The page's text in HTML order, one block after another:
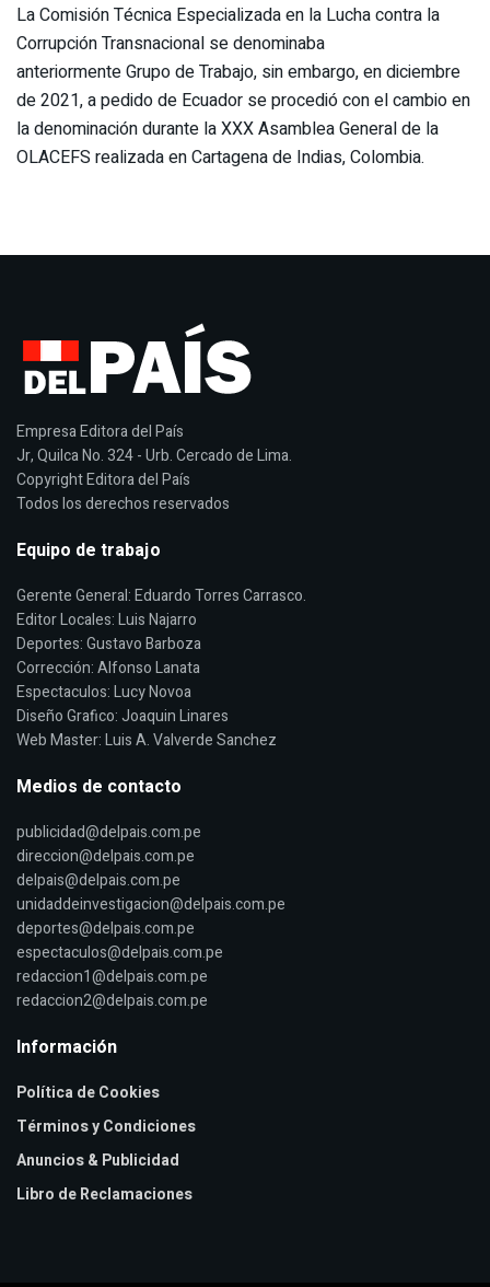
La Comisión Técnica Especializada en la Lucha contra la
Corrupción Transnacional se denominaba
anteriormente Grupo de Trabajo, sin embargo, en diciembre
de 2021, a pedido de Ecuador se procedió con el cambio en
la denominación durante la XXX Asamblea General de la
OLACEFS realizada en Cartagena de Indias, Colombia.
Empresa Editora del País
Jr, Quilca No. 324 - Urb. Cercado de Lima.
Copyright Editora del País
Todos los derechos reservados
Equipo de trabajo
Gerente General: Eduardo Torres Carrasco.
Editor Locales: Luis Najarro
Deportes: Gustavo Barboza
Corrección: Alfonso Lanata
Espectaculos: Lucy Novoa
Diseño Grafico: Joaquin Linares
Web Master: Luis A. Valverde Sanchez
Medios de contacto
publicidad@delpais.com.pe
direccion@delpais.com.pe
delpais@delpais.com.pe
unidaddeinvestigacion@delpais.com.pe
deportes@delpais.com.pe
espectaculos@delpais.com.pe
redaccion1@delpais.com.pe
redaccion2@delpais.com.pe
Información
Política de Cookies
Términos y Condiciones
Anuncios & Publicidad
Libro de Reclamaciones